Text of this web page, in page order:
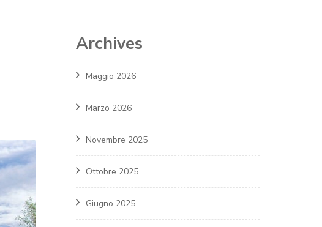
Archives
Maggio 2026
Marzo 2026
Novembre 2025
Ottobre 2025
Giugno 2025